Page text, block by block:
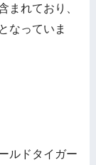
まれており、
なっていま
ルドタイガー